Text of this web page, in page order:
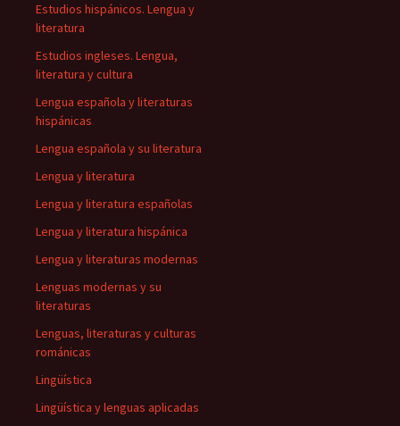
Estudios hispánicos. Lengua y
literatura
Estudios ingleses. Lengua,
literatura y cultura
Lengua española y literaturas
hispánicas
Lengua española y su literatura
Lengua y literatura
Lengua y literatura españolas
Lengua y literatura hispánica
Lengua y literaturas modernas
Lenguas modernas y su
literaturas
Lenguas, literaturas y culturas
románicas
Lingüística
Lingüística y lenguas aplicadas